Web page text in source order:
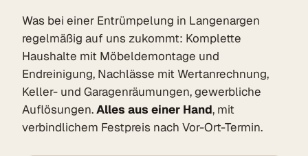
Was bei einer Entrümpelung in Langenargen
regelmäßig auf uns zukommt: Komplette
Haushalte mit Möbeldemontage und
Endreinigung, Nachlässe mit Wertanrechnung,
Keller- und Garagenräumungen, gewerbliche
Auflösungen.Alles aus einer Hand, mit
verbindlichem Festpreis nach Vor-Ort-Termin.